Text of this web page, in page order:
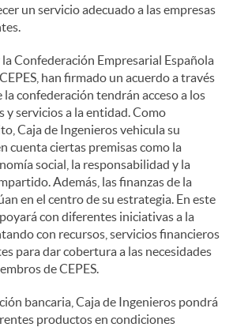
un servicio adecuado a las empresas
Confederación Empresarial Española
han firmado un acuerdo a través
la confederación tendrán acceso a los
servicios a la entidad. Como
Caja de Ingenieros vehicula su
cuenta ciertas premisas como la
social, la responsabilidad y la
Además, las finanzas de la
en el centro de su estrategia. En este
con diferentes iniciativas a la
con recursos, servicios financieros
para dar cobertura a las necesidades
de CEPES.
bancaria, Caja de Ingenieros pondrá
productos en condiciones